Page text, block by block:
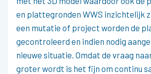
en plattegronden WWS inzichtelijk
een mutatie of project worden de
gecontroleerd en indien nodig
nieuwe situatie. Omdat de vraag
groter wordt is het fijn om continu